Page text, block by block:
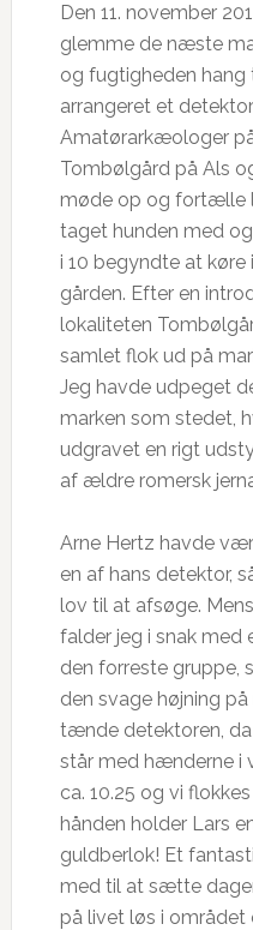
Den 11. november
glemme de næste
og fugtigheden
arrangeret et
Amatørarkæologer
Tombølgård på Als
møde op og fortælle
taget hunden med
i 10 begyndte at
gården. Efter en
lokaliteten
samlet flok ud på
Jeg havde udpeget
marken som stedet,
udgravet en rigt
af ældre romersk
Arne Hertz havde
en af hans detektor,
lov til at afsøge.
falder jeg i snak med
den forreste gruppe,
den svage højning
tænde detektoren, da
står med hænderne i
ca. 10.25 og vi
hånden holder Lars
guldberlok! Et
med til at sætte
på livet løs i